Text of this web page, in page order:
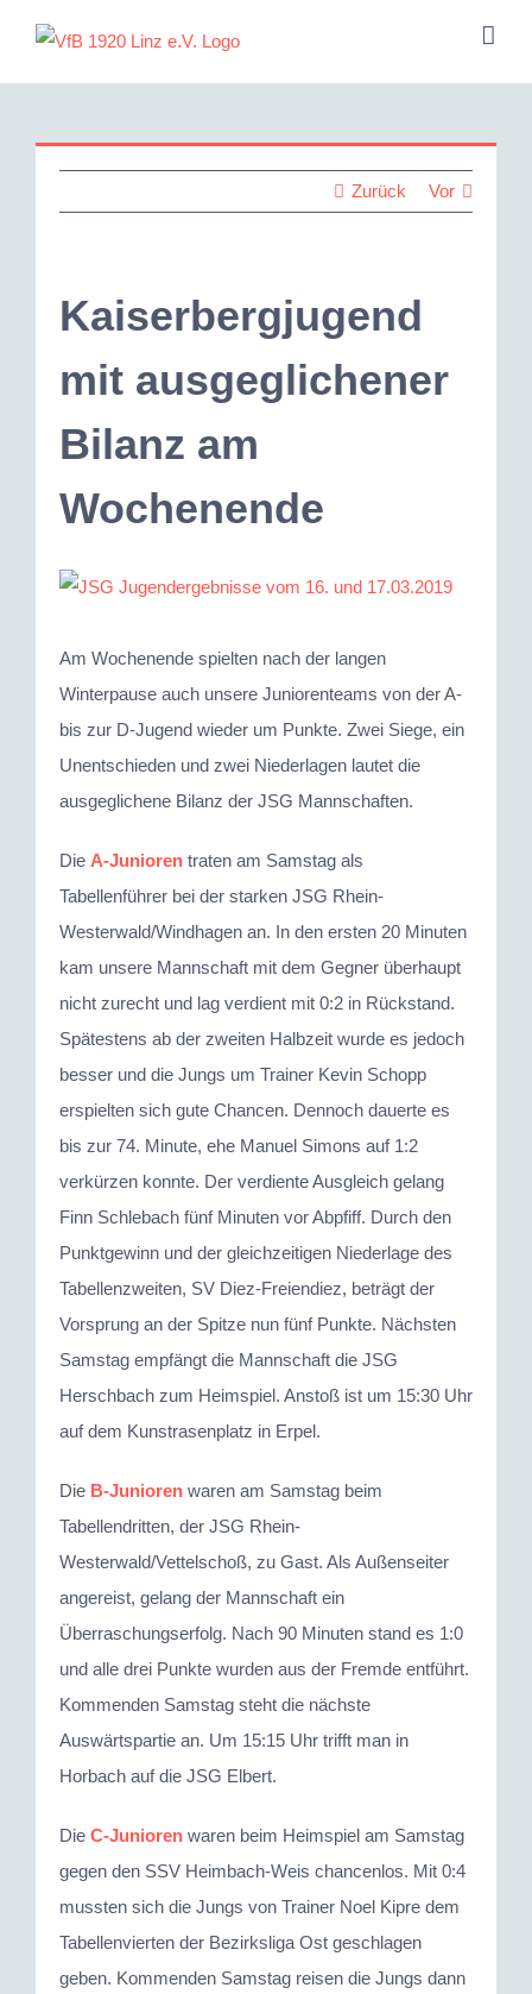
springen
Zurück Vor
Kaiserbergjugend
mit ausgeglichener
Bilanz am
Wochenende
Zeige
Bild
Am Wochenende spielten nach der langen
Winterpause auch unsere Juniorenteams von der A-
bis zur D-Jugend wieder um Punkte. Zwei Siege, ein
Unentschieden und zwei Niederlagen lautet die
ausgeglichene Bilanz der JSG Mannschaften.
Die A-Junioren traten am Samstag als
Tabellenführer bei der starken JSG Rhein-
Westerwald/Windhagen an. In den ersten 20 Minuten
kam unsere Mannschaft mit dem Gegner überhaupt
nicht zurecht und lag verdient mit 0:2 in Rückstand.
Spätestens ab der zweiten Halbzeit wurde es jedoch
besser und die Jungs um Trainer Kevin Schopp
erspielten sich gute Chancen. Dennoch dauerte es
bis zur 74. Minute, ehe Manuel Simons auf 1:2
verkürzen konnte. Der verdiente Ausgleich gelang
Finn Schlebach fünf Minuten vor Abpfiff. Durch den
Punktgewinn und der gleichzeitigen Niederlage des
Tabellenzweiten, SV Diez-Freiendiez, beträgt der
Vorsprung an der Spitze nun fünf Punkte. Nächsten
Samstag empfängt die Mannschaft die JSG
Herschbach zum Heimspiel. Anstoß ist um 15:30 Uhr
auf dem Kunstrasenplatz in Erpel.
Die B-Junioren waren am Samstag beim
Tabellendritten, der JSG Rhein-
Westerwald/Vettelschoß, zu Gast. Als Außenseiter
angereist, gelang der Mannschaft ein
Überraschungserfolg. Nach 90 Minuten stand es 1:0
und alle drei Punkte wurden aus der Fremde entführt.
Kommenden Samstag steht die nächste
Auswärtspartie an. Um 15:15 Uhr trifft man in
Horbach auf die JSG Elbert.
Die C-Junioren waren beim Heimspiel am Samstag
gegen den SSV Heimbach-Weis chancenlos. Mit 0:4
mussten sich die Jungs von Trainer Noel Kipre dem
Tabellenvierten der Bezirksliga Ost geschlagen
geben. Kommenden Samstag reisen die Jungs dann